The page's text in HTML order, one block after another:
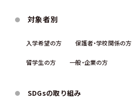
対象者別
入学希望の方 保護者・学校関係の方
留学生の方 一般・企業の方
SDGsの取り組み